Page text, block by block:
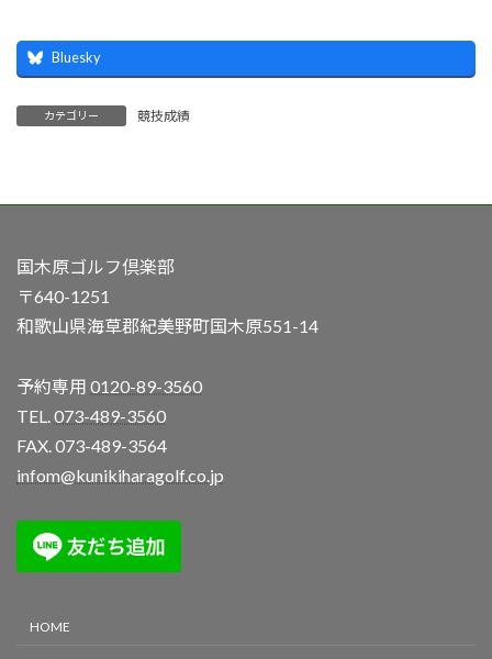
Bluesky
カテゴリー 競技成績
国木原ゴルフ倶楽部
〒640-1251
和歌山県海草郡紀美野町国木原551-14
予約専用 0120-89-3560
TEL.073-489-3560
FAX. 073-489-3564
infom@kunikiharagolf.co.jp
HOME